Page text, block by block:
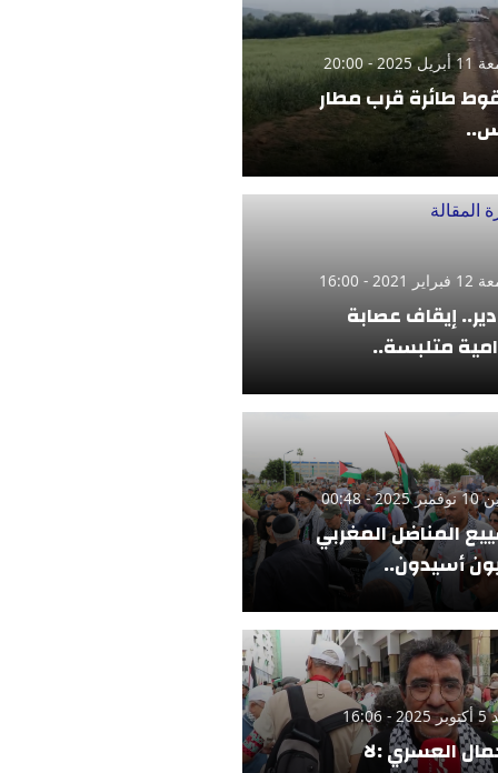
- 20:00
طائرة قرب مطار
- 16:00
إيقاف عصابة
متلبسة..
- 00:48
المناضل المغربي
أسيدون..
16:06
العسري :لا